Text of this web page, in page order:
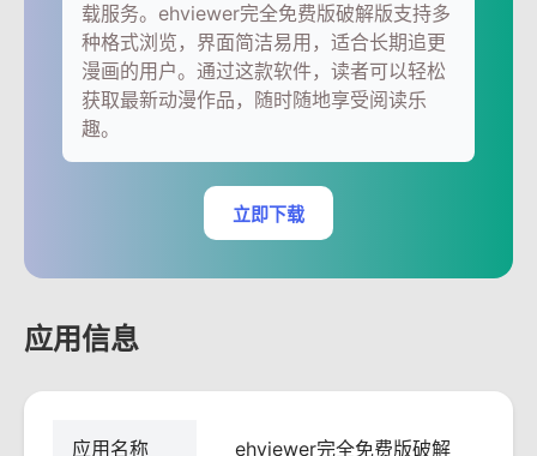
载服务。ehviewer完全免费版破解版支持多
种格式浏览，界面简洁易用，适合长期追更
漫画的用户。通过这款软件，读者可以轻松
获取最新动漫作品，随时随地享受阅读乐
趣。
立即下载
应用信息
应用名称
ehviewer完全免费版破解